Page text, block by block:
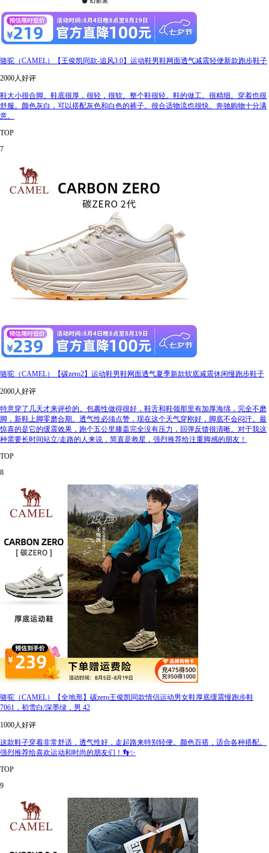
骆驼（CAMEL）【王俊凯同款-追风3.0】运动鞋男鞋网面透气减震轻便新款跑步鞋子
2000人好评
鞋大小很合脚。鞋底很厚，很轻，很软。整个鞋很轻。鞋的做工。很精细。穿着也很
舒服。颜色灰白，可以搭配灰色和白色的裤子。很合适物流也很快。奔驰购物十分满
意。
TOP
7
骆驼（CAMEL）【碳zero2】运动鞋男鞋网面透气夏季新款软底减震休闲慢跑步鞋子
2000人好评
特意穿了几天才来评价的。包裹性做得很好，鞋舌和鞋领那里有加厚海绵，完全不磨
脚，新鞋上脚零磨合期。透气性必须点赞，现在这个天气穿刚好，脚底不会闷汗。最
惊喜的是它的缓震效果，跑个五公里膝盖完全没有压力，回弹反馈很清晰。对于我这
种需要长时间站立/走路的人来说，简直是救星，强烈推荐给注重脚感的朋友！
TOP
8
骆驼（CAMEL）【全地形】碳zero王俊凯同款情侣运动男女鞋厚底缓震慢跑步鞋
7061，初雪白/深墨绿，男 42
1000人好评
这款鞋子穿着非常舒适，透气性好，走起路来特别轻便。颜色百搭，适合各种搭配。
强烈推荐给喜欢运动和时尚的朋友们！👣✨
TOP
9